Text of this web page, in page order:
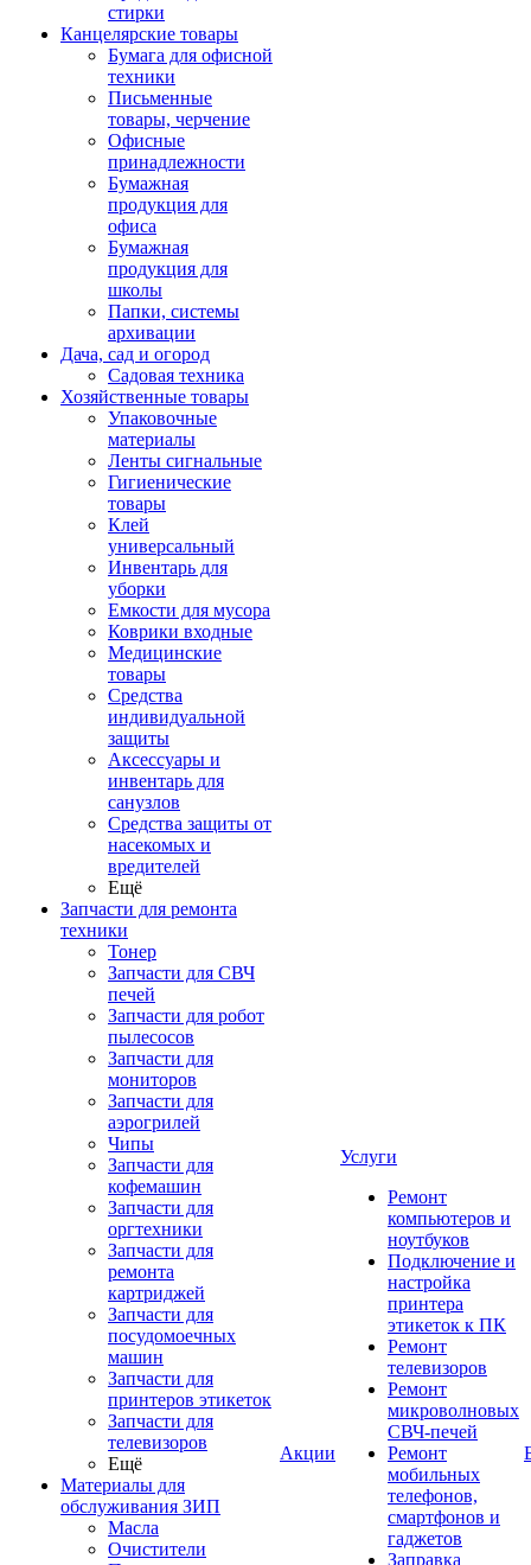
стирки
Канцелярские товары
Бумага для офисной
техники
Письменные
товары, черчение
Офисные
принадлежности
Бумажная
продукция для
офиса
Бумажная
продукция для
школы
Папки, системы
архивации
Дача, сад и огород
Садовая техника
Хозяйственные товары
Упаковочные
материалы
Ленты сигнальные
Гигиенические
товары
Клей
универсальный
Инвентарь для
уборки
Емкости для мусора
Коврики входные
Медицинские
товары
Средства
индивидуальной
защиты
Аксессуары и
инвентарь для
санузлов
Средства защиты от
насекомых и
вредителей
Ещё
Запчасти для ремонта
техники
Тонер
Запчасти для СВЧ
печей
Запчасти для робот
пылесосов
Запчасти для
мониторов
Запчасти для
аэрогрилей
Чипы
Запчасти для
кофемашин
Запчасти для
оргтехники
Запчасти для
ремонта
картриджей
Запчасти для
посудомоечных
машин
Запчасти для
принтеров этикеток
Запчасти для
телевизоров
Ещё
Материалы для
обслуживания ЗИП
Масла
Очистители
Акции
Услуги
Ремонт
компьютеров и
ноутбуков
Подключение и
настройка
принтера
этикеток к ПК
Ремонт
телевизоров
Ремонт
микроволновых
СВЧ-печей
Ремонт
мобильных
телефонов,
смартфонов и
гаджетов
Заправка